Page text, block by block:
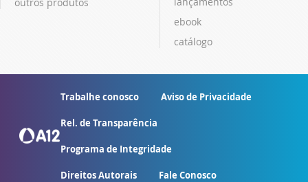
ebook
catálogo
Trabalhe conosco Aviso de Privacidade
Rel. de Transparência
Programa de Integridade
Direitos Autorais Fale Conosco